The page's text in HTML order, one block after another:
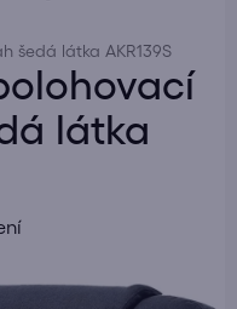
šedá látka AKR139S
látka